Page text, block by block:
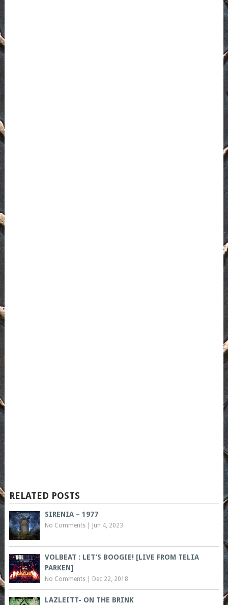
RELATED POSTS
SIRENIA – 1977
No Comments| Jun 4, 2023
VOLBEAT : LET’S BOOGIE! [LIVE FROM TELIA
PARKEN]
No Comments| Dec 22, 2018
LAZLEITT- ON THE BRINK